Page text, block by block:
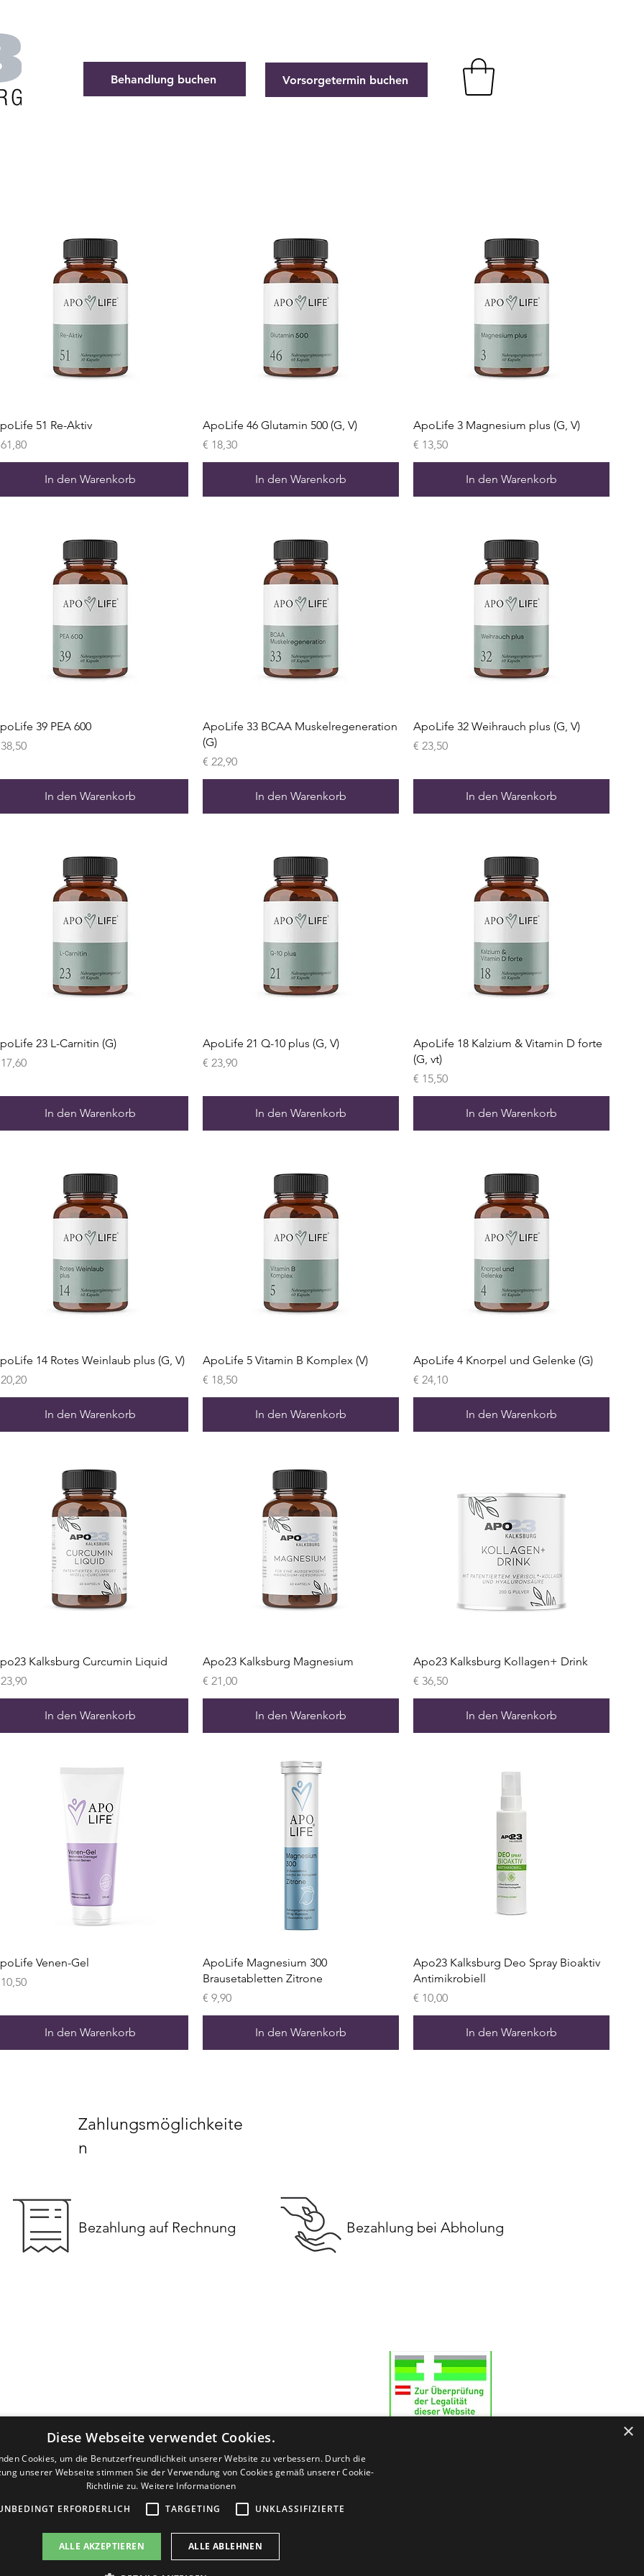
Behandlung buchen Vorsorgetermin buchen
51 Re-Aktiv
In den Warenkorb
ApoLife 46 Glutamin 500 (G, V)
Preis
€ 18,30
In den Warenkorb
ApoLife 3 Magnesium plus (G, V)
Preis
€ 13,50
In den Warenkorb
39 PEA 600
In den Warenkorb
ApoLife 33 BCAA Muskelregeneration
(G)
Preis
€ 22,90
In den Warenkorb
ApoLife 32 Weihrauch plus (G, V)
Preis
€ 23,50
In den Warenkorb
23 L-Carnitin (G)
In den Warenkorb
ApoLife 21 Q-10 plus (G, V)
Preis
€ 23,90
In den Warenkorb
ApoLife 18 Kalzium & Vitamin D forte
(G, vt)
Preis
€ 15,50
In den Warenkorb
14 Rotes Weinlaub plus (G, V)
In den Warenkorb
ApoLife 5 Vitamin B Komplex (V)
Preis
€ 18,50
In den Warenkorb
ApoLife 4 Knorpel und Gelenke (G)
Preis
€ 24,10
In den Warenkorb
Kalksburg Curcumin Liquid
In den Warenkorb
Apo23 Kalksburg Magnesium
Preis
€ 21,00
In den Warenkorb
Apo23 Kalksburg Kollagen+ Drink
Preis
€ 36,50
In den Warenkorb
Venen-Gel
In den Warenkorb
ApoLife Magnesium 300
Brausetabletten Zitrone
Preis
€ 9,90
In den Warenkorb
Apo23 Kalksburg Deo Spray Bioaktiv
Antimikrobiell
Preis
€ 10,00
In den Warenkorb
Zahlungsmöglichkeite
n
Bezahlung auf Rechnung Bezahlung bei Abholung
IAGBIVersand &
© 2026 Apo23 Kalksburg
×
Diese Webseite verwendet Cookies.
Cookies, um die Benutzerfreundlichkeit unserer Website zu verbessern. Durch die
unserer Webseite stimmen Sie der Verwendung von Cookies gemäß unserer Cookie-
Richtlinie zu.Weitere Informationen
ERFORDERLICH
TARGETING UNKLASSIFIZIERTE
ALLE AKZEPTIEREN ALLE ABLEHNEN